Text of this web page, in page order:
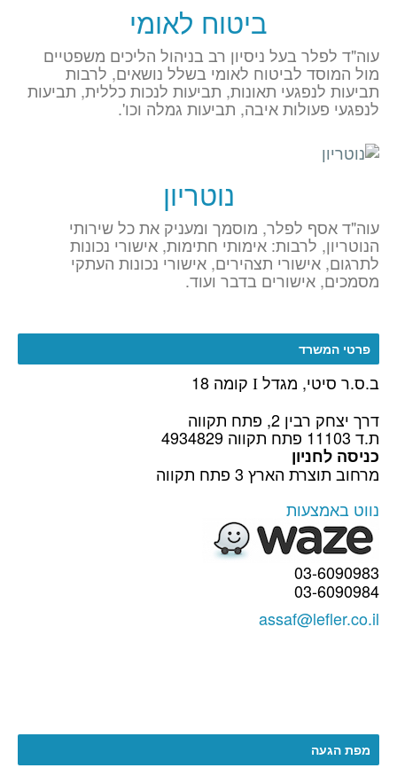
ביטוח לאומי
עוה"ד לפלר בעל ניסיון רב בניהול הליכים משפטיים
מול המוסד לביטוח לאומי בשלל נושאים, לרבות
תביעות לנפגעי תאונות, תביעות לנכות כללית, תביעות
לנפגעי פעולות איבה, תביעות גמלה וכו'.
נוטריון
עוה"ד אסף לפלר, מוסמך ומעניק את כל שירותי
הנוטריון, לרבות: אימותי חתימות, אישורי נכונות
לתרגום, אישורי תצהירים, אישורי נכונות העתקי
מסמכים, אישורים בדבר ועוד.
פרטי המשרד
ב.ס.ר סיטי, מגדל I קומה 18
דרך יצחק רבין 2, פתח תקווה
ת.ד 11103 פתח תקווה 4934829
כניסה לחניון
מרחוב תוצרת הארץ 3 פתח תקווה
נווט באמצעות
03-6090983
03-6090984
assaf@lefler.co.il
מפת הגעה